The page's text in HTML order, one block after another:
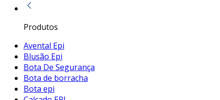
Produtos
Avental Epi
Blusão Epi
Bota De Segurança
Bota de borracha
Bota epi